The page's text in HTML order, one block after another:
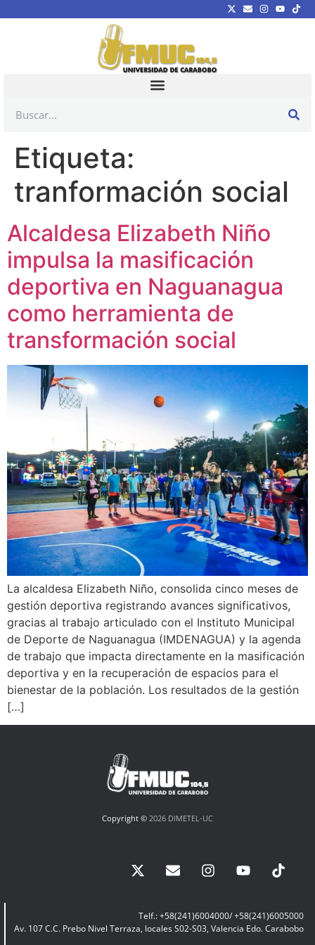
Etiqueta:
tranformación social
Alcaldesa Elizabeth Niño
impulsa la masificación
deportiva en Naguanagua
como herramienta de
transformación social
La alcaldesa Elizabeth Niño, consolida cinco meses de
gestión deportiva registrando avances significativos,
gracias al trabajo articulado con el Instituto Municipal
de Deporte de Naguanagua (IMDENAGUA) y la agenda
de trabajo que impacta directamente en la masificación
deportiva y en la recuperación de espacios para el
bienestar de la población. Los resultados de la gestión
[…]
Copyright © 2026 DIMETEL-UC
Telf.: +58(241)6004000/ +58(241)6005000
Av. 107 C.C. Prebo Nivel Terraza, locales S02-S03, Valencia Edo. Carabobo